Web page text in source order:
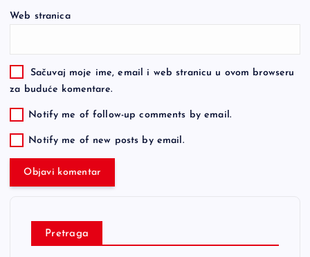
Web stranica
Sačuvaj moje ime, email i web stranicu u ovom browseru
za buduće komentare.
Notify me of follow-up comments by email.
Notify me of new posts by email.
Pretraga